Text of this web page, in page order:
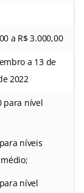
a R$ 3.000,00
a 13 de
2022
para nível
níveis
nível